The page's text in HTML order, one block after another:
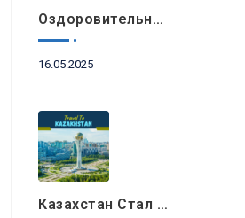
Оздоровительный Отдых, Знакомство С Природными Достопримечательностями И Гастрономический Туризм Возглавляют Список Туристических Трендов 2025 Года В Регионе EEMEA
16.05.2025
Казахстан Стал Топовым Направлением Для Туристов Из ОАЭ Во Время Ораза-Айта